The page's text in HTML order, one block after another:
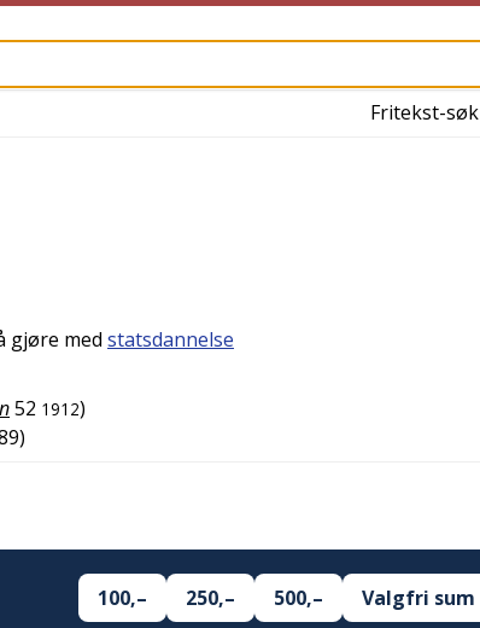
Fritekst-søk
gjøre med statsdannelse
52 1912)
)
100,– 250,– 500,– Valgfri sum